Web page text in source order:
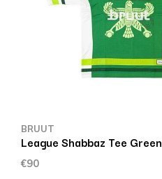
BRUUT
League Shabbaz Tee Green
€90